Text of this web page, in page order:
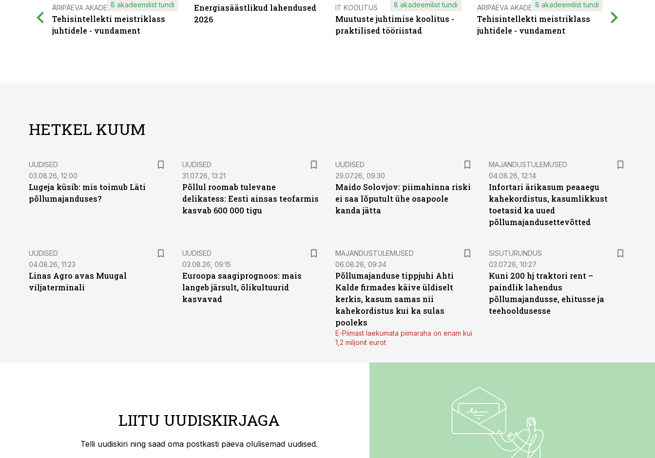
ÄRIPÄEVA AKADEEMIA
Tehisintellekti meistriklass
juhtidele - vundament
8 akadeemilist tundi
Energiasäästlikud lahendused
2026
IT KOOLITUS
Muutuste juhtimise koolitus -
praktilised tööriistad
8 akadeemilist tundi ÄRIPÄEVA AKADEEMIA
Tehisintellekti meistriklass
juhtidele - vundament
8 akadeemilist tundi
HETKEL KUUM
UUDISED
03.08.26, 12:00
Lugeja küsib: mis toimub Läti
põllumajanduses?
UUDISED
31.07.26, 13:21
Põllul roomab tulevane
delikatess: Eesti ainsas teofarmis
kasvab 600 000 tigu
UUDISED
29.07.26, 09:30
Maido Solovjov: piimahinna riski
ei saa lõputult ühe osapoole
kanda jätta
MAJANDUSTULEMUSED
04.08.26, 12:14
Infortari ärikasum peaaegu
kahekordistus, kasumlikkust
toetasid ka uued
põllumajandusettevõtted
UUDISED
04.08.26, 11:23
Linas Agro avas Muugal
viljaterminali
UUDISED
03.08.26, 09:15
Euroopa saagiprognoos: mais
langeb järsult, õlikultuurid
kasvavad
MAJANDUSTULEMUSED
06.08.26, 09:34
Põllumajanduse tippjuhi Ahti
Kalde firmades käive üldiselt
kerkis, kasum samas nii
kahekordistus kui ka sulas
pooleks
E-Piimast laekumata piimaraha on enam kui
1,2 miljonit eurot
ST
SISUTURUNDUS
03.07.26, 10:27
Kuni 200 hj traktori rent –
paindlik lahendus
põllumajandusse, ehitusse ja
teehooldusesse
LIITU UUDISKIRJAGA
Telli uudiskiri ning saad oma postkasti päeva olulisemad uudised.